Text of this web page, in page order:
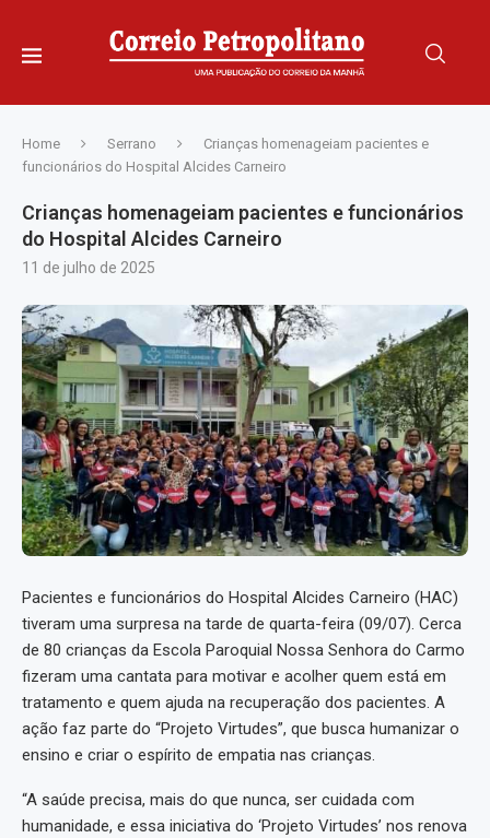
Home Serrano
Crianças homenageiam pacientes e
funcionários do Hospital Alcides Carneiro
Crianças homenageiam pacientes e funcionários
do Hospital Alcides Carneiro
11 de julho de 2025
Pacientes e funcionários do Hospital Alcides Carneiro (HAC)
tiveram uma surpresa na tarde de quarta-feira (09/07). Cerca
de 80 crianças da Escola Paroquial Nossa Senhora do Carmo
fizeram uma cantata para motivar e acolher quem está em
tratamento e quem ajuda na recuperação dos pacientes. A
ação faz parte do “Projeto Virtudes”, que busca humanizar o
ensino e criar o espírito de empatia nas crianças.
“A saúde precisa, mais do que nunca, ser cuidada com
humanidade, e essa iniciativa do ‘Projeto Virtudes’ nos renova